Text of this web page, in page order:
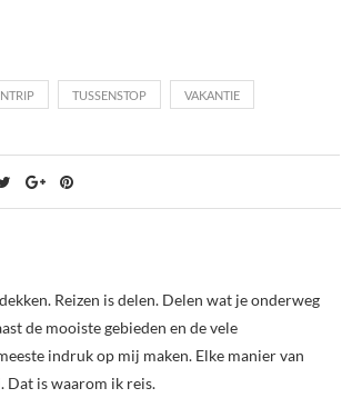
TUSSENSTOP VAKANTIE
Reizen is delen. Delen wat je onderweg
de mooiste gebieden en de vele
indruk op mij maken. Elke manier van
Dat is waarom ik reis.